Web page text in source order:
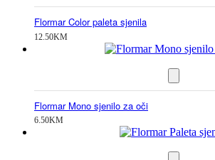
Flormar Color paleta sjenila
12.50KM
Flormar Mono sjenilo za oči
6.50KM